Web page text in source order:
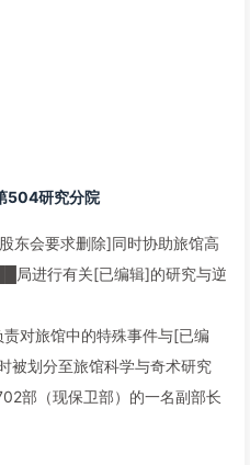
504研究分院
东会要求删除]同时协助旅馆高
进行有关[已编辑]的研究与逆
对旅馆中的特殊事件与[已编
被划分至旅馆科学与奇术研究
部（现保卫部）的一名副部长